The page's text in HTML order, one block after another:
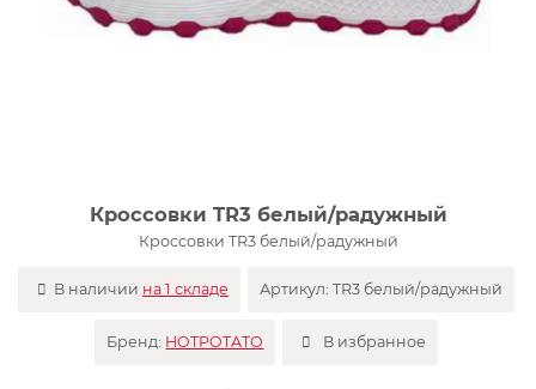
Кроссовки TR3 белый/радужный
Кроссовки TR3 белый/радужный
В наличии на 1 складе Артикул:TR3 белый/радужный
Бренд: HOTPOTATO В избранное